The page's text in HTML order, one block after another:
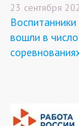
23 сентября
Воспитанники
вошли в